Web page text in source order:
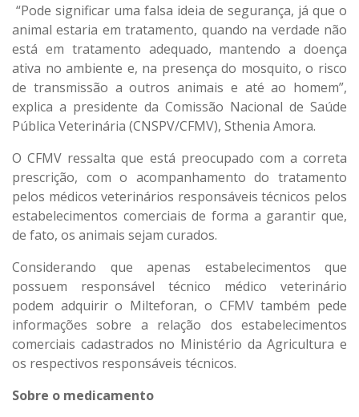
“Pode significar uma falsa ideia de segurança, já que o
animal estaria em tratamento, quando na verdade não
está em tratamento adequado, mantendo a doença
ativa no ambiente e, na presença do mosquito, o risco
de transmissão a outros animais e até ao homem”,
explica a presidente da Comissão Nacional de Saúde
Pública Veterinária (CNSPV/CFMV), Sthenia Amora.
O CFMV ressalta que está preocupado com a correta
prescrição, com o acompanhamento do tratamento
pelos médicos veterinários responsáveis técnicos pelos
estabelecimentos comerciais de forma a garantir que,
de fato, os animais sejam curados.
Considerando que apenas estabelecimentos que
possuem responsável técnico médico veterinário
podem adquirir o Milteforan, o CFMV também pede
informações sobre a relação dos estabelecimentos
comerciais cadastrados no Ministério da Agricultura e
os respectivos responsáveis técnicos.
Sobre o medicamento